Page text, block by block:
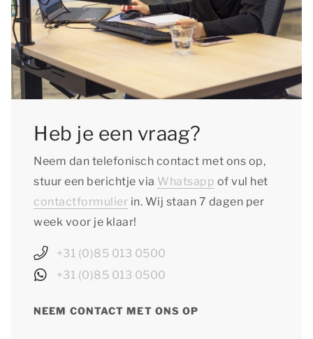
Heb je een vraag?
Neem dan telefonisch contact met ons op,
stuur een berichtje via Whatsapp of vul het
contactformulier in. Wij staan 7 dagen per
week voor je klaar!
+31 (0)85 013 0500
+31 (0)85 013 0500
NEEM CONTACT MET ONS OP